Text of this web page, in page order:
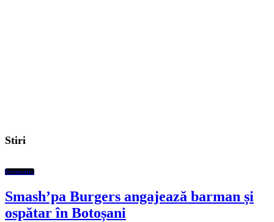
Stiri
Economic
Smash’pa Burgers angajează barman și
ospătar în Botoșani